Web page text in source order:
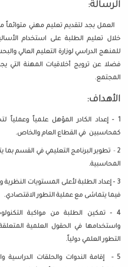
الرسالة:
العمل بجد لتقديم تعليم مهني متوائماً
خلال تعليم الطلبة على استخدام
للمنهج الدراسي لوزارة التعليم العالي
فضلا عن ترويج أخلاقيات المهنة التي
المجتمع.
الأهداف:
1 - إعداد الكادر المؤهل علمياً وعملياً
كمحاسبين في القطاع العام والخاص.
-تطوير البرنامج التعليمي في القسم بما
المحاسبية.
3 - إعداد الطلبة لأعلى المستويات
فيما يتماشى مع عملية التطور الاقتصادي.
4 - تمكين الطلبة من مواكبة
واستخدامها في الحقول العلمية
التطور العلمي دولياً.
إقامة الندوات والحلقات الدراسية